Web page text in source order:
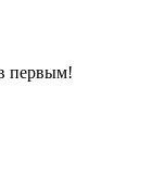
первым!